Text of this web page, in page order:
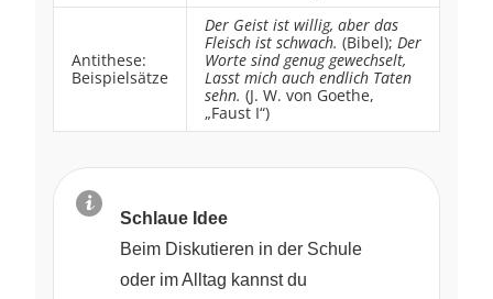
Antithese:
Beispielsätze
Der Geist ist willig, aber das
Fleisch ist schwach. (Bibel); Der
Worte sind genug gewechselt,
Lasst mich auch endlich Taten
sehn. (J. W. von Goethe,
„Faust I“)
Schlaue Idee
Beim Diskutieren in der Schule
oder im Alltag kannst du